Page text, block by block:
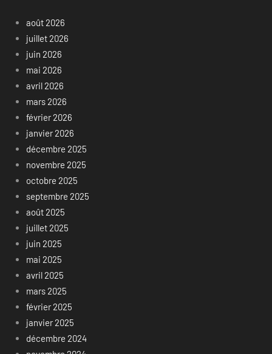
août 2026
juillet 2026
juin 2026
mai 2026
avril 2026
mars 2026
février 2026
janvier 2026
décembre 2025
novembre 2025
octobre 2025
septembre 2025
août 2025
juillet 2025
juin 2025
mai 2025
avril 2025
mars 2025
février 2025
janvier 2025
décembre 2024